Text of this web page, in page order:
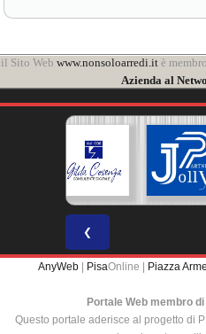
il Sito Web www.nonsoloarredi.itè
Azienda al
❮
AnyWeb | PisaOnline | Piazza
Portale Web membro di
Questo portale aderisce al progetto di